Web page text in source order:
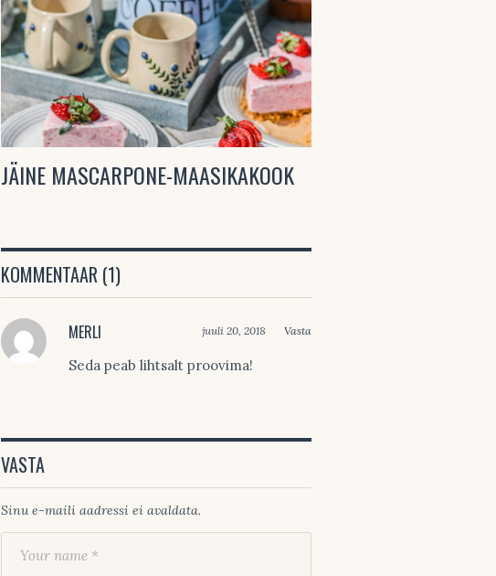
JÄINE MASCARPONE-MAASIKAKOOK
KOMMENTAAR (1)
MERLI juuli 20, 2018 Vasta
Seda peab lihtsalt proovima!
VASTA
Sinu e-maili aadressi ei avaldata.